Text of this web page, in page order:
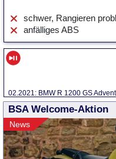
schwer, Rangieren
anfälliges ABS
02.2021: BMW R 1200 GS
BSA Welcome-Aktion
News